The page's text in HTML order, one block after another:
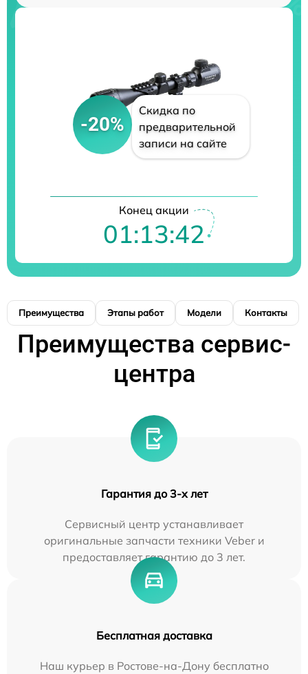
-20%
Скидка по
предварительной
записи на сайте
Конец акции
01:13:42
Преимущества Этапы работ Модели Контакты
Преимущества сервис-
центра
Гарантия до 3-х лет
Сервисный центр устанавливает
оригинальные запчасти техники Veber и
предоставляет гарантию до 3 лет.
Бесплатная доставка
Наш курьер в Ростове-на-Дону бесплатно